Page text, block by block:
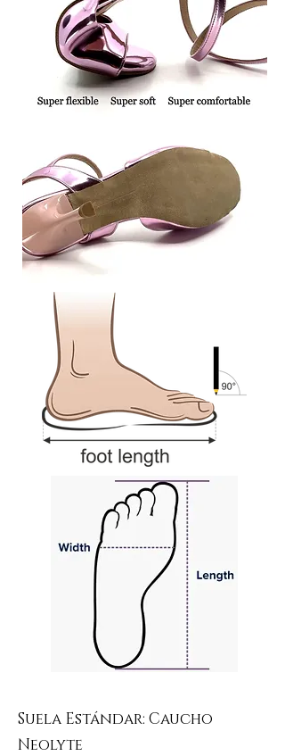
Suela Estándar: Caucho
Neolyte